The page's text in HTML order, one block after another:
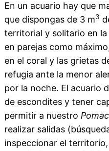
En un acuario hay que
que dispongas de 3 m3
territorial y solitario en
en parejas como
en el coral y las grietas
refugia ante la menor
por la noche. El acuario
de escondites y tener
permitir a nuestro
realizar salidas
inspeccionar el